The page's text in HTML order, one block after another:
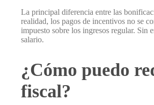
La principal diferencia entre las
realidad, los pagos de incentivos no se
impuesto sobre los ingresos regular. Sin
salario.
¿Cómo puedo
fiscal?